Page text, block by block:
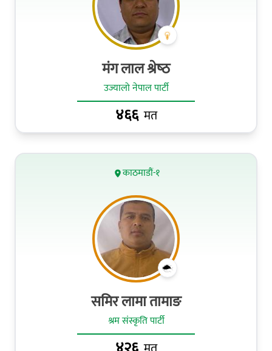
मंग लाल श्रेष्‍ठ
उज्यालो नेपाल पार्टी
४६६ मत
काठमाडौं-१
समिर लामा तामाङ
श्रम संस्कृति पार्टी